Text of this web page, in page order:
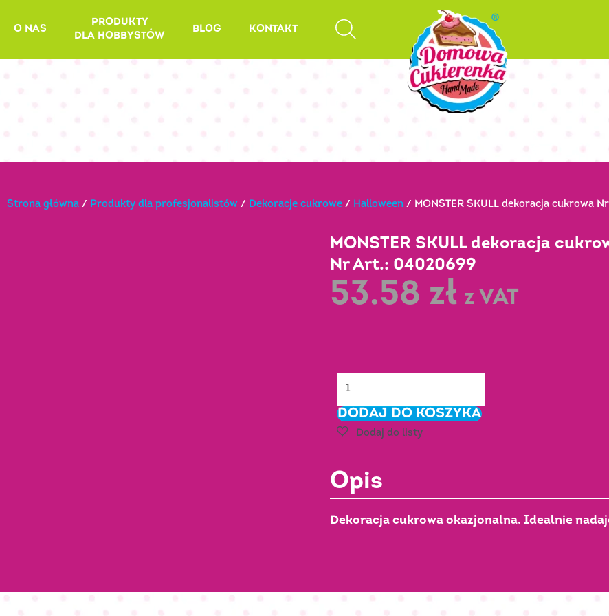
O NAS
PRODUKTY
DLA HOBBYSTÓW
BLOG KONTAKT
Strona główna / Produkty dla profesjonalistów / Dekoracje cukrowe / Halloween / MONSTER SKULL dekoracja cukrowa
MONSTER SKULL dekoracja
Nr Art.: 04020699
53.58 zł z VAT
SKULL
dekoracja
Art.:
04020699
DODAJ DO KOSZYKA
Opis
Dekoracja cukrowa okazjonalna. Idealnie